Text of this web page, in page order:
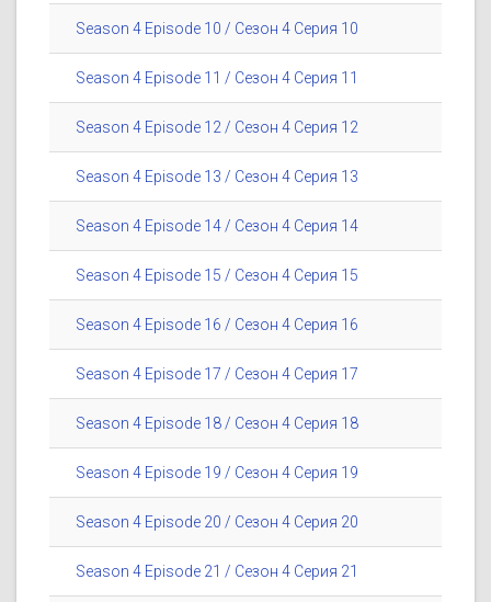
Season 4 Episode 10 / Сезон 4 Серия 10
Season 4 Episode 11 / Сезон 4 Серия 11
Season 4 Episode 12 / Сезон 4 Серия 12
Season 4 Episode 13 / Сезон 4 Серия 13
Season 4 Episode 14 / Сезон 4 Серия 14
Season 4 Episode 15 / Сезон 4 Серия 15
Season 4 Episode 16 / Сезон 4 Серия 16
Season 4 Episode 17 / Сезон 4 Серия 17
Season 4 Episode 18 / Сезон 4 Серия 18
Season 4 Episode 19 / Сезон 4 Серия 19
Season 4 Episode 20 / Сезон 4 Серия 20
Season 4 Episode 21 / Сезон 4 Серия 21